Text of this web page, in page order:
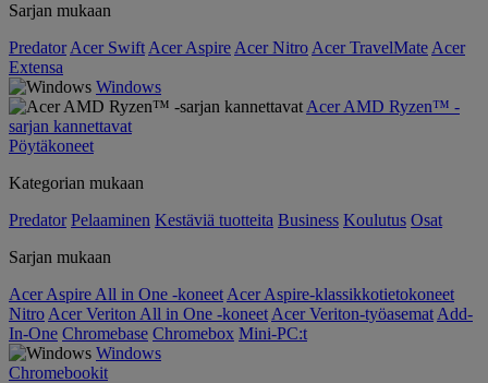
Sarjan mukaan
Predator Acer Swift Acer Aspire Acer Nitro Acer TravelMate Acer
Extensa
Windows
Acer AMD Ryzen™ -
sarjan kannettavat
Pöytäkoneet
Kategorian mukaan
Predator Pelaaminen Kestäviä tuotteita Business Koulutus Osat
Sarjan mukaan
Acer Aspire All in One -koneet Acer Aspire-klassikkotietokoneet
Nitro Acer Veriton All in One -koneet Acer Veriton-työasemat Add-
In-One Chromebase Chromebox Mini-PC:t
Windows
Chromebookit